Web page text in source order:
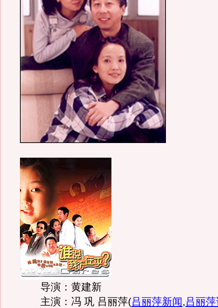
导演：黄建新
主演：冯 巩 吕丽萍(吕丽萍新闻,吕丽